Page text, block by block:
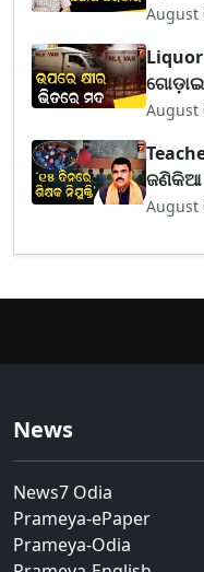
August
August
ଜଣିକିଆ
August
News
News7 Odia
Prameya-ePaper
Prameya-Odia